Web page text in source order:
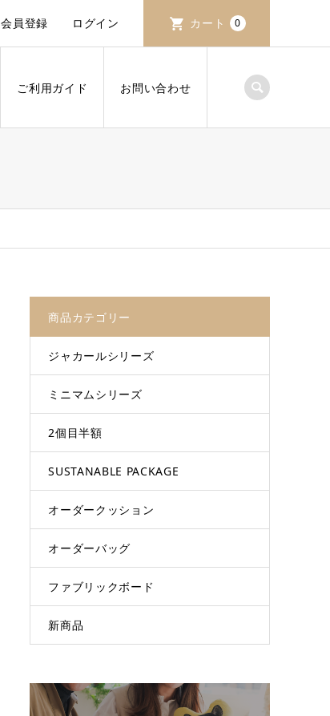
会員登録 ログイン カート 0
ご利用ガイド お問い合わせ
商品カテゴリー
ジャカールシリーズ
ミニマムシリーズ
2個目半額
SUSTANABLE PACKAGE
オーダークッション
オーダーバッグ
ファブリックボード
新商品